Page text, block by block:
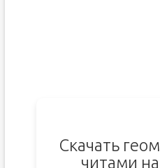
Скачать
читами